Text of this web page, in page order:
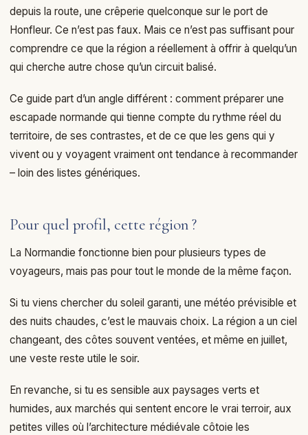
depuis la route, une crêperie quelconque sur le port de
Honfleur. Ce n’est pas faux. Mais ce n’est pas suffisant pour
comprendre ce que la région a réellement à offrir à quelqu’un
qui cherche autre chose qu’un circuit balisé.
Ce guide part d’un angle différent : comment préparer une
escapade normande qui tienne compte du rythme réel du
territoire, de ses contrastes, et de ce que les gens qui y
vivent ou y voyagent vraiment ont tendance à recommander
– loin des listes génériques.
Pour quel profil, cette région ?
La Normandie fonctionne bien pour plusieurs types de
voyageurs, mais pas pour tout le monde de la même façon.
Si tu viens chercher du soleil garanti, une météo prévisible et
des nuits chaudes, c’est le mauvais choix. La région a un ciel
changeant, des côtes souvent ventées, et même en juillet,
une veste reste utile le soir.
En revanche, si tu es sensible aux paysages verts et
humides, aux marchés qui sentent encore le vrai terroir, aux
petites villes où l’architecture médiévale côtoie les